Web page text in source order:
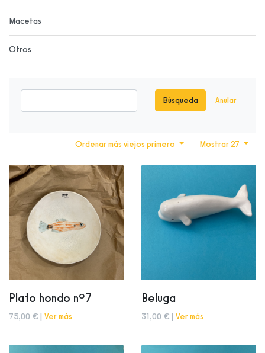
Macetas
Otros
Búsqueda Anular
Mostrar 27
Ordenar más viejos primero
Plato hondo nº7
75,00 € | Ver más
Beluga
31,00 € | Ver más